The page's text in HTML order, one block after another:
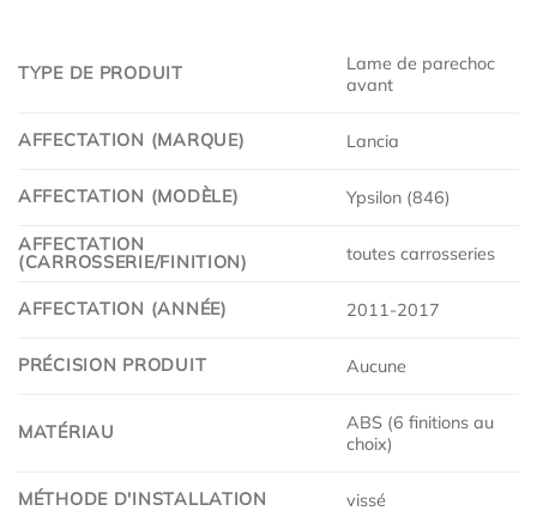
TYPE DE PRODUIT
Lame de parechoc
avant
AFFECTATION (MARQUE) Lancia
AFFECTATION (MODÈLE) Ypsilon (846)
AFFECTATION
(CARROSSERIE/FINITION)
toutes carrosseries
AFFECTATION (ANNÉE) 2011-2017
PRÉCISION PRODUIT Aucune
MATÉRIAU
ABS (6 finitions au
choix)
MÉTHODE D'INSTALLATION vissé